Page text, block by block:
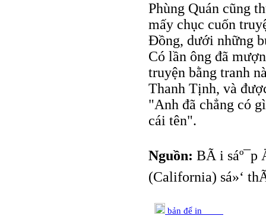
Phùng Quán cũng
mấy chục cuốn
Đồng, dưới những
Có lần ông đã
truyện bằng tranh
Thanh Tịnh, và
"Anh đã chẳng có
cái tên".
Nguồn: BÃ i sáº¯p
(California) sá»‘
bản để in